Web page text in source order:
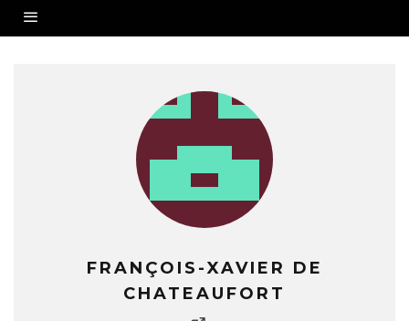
FRANÇOIS-XAVIER DE
CHATEAUFORT